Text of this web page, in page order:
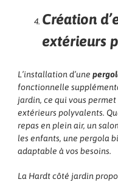
Création
extérieurs
L’installation d’une
fonctionnelle
jardin, ce qui vous permet
extérieurs polyvalents.
repas en plein air, un
les enfants, une pergola
adaptable à vos besoins.
La Hardt côté jardin